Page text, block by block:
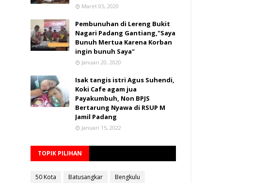
Maret 05, 2020
Pembunuhan di Lereng Bukit
Nagari Padang Gantiang,"Saya
Bunuh Mertua Karena Korban
ingin bunuh Saya"
Januari 20, 2020
Isak tangis istri Agus Suhendi,
Koki Cafe agam jua
Payakumbuh, Non BPJS
Bertarung Nyawa di RSUP M
Jamil Padang
Januari 15, 2022
TOPIK PILIHAN
50 Kota Batusangkar Bengkulu